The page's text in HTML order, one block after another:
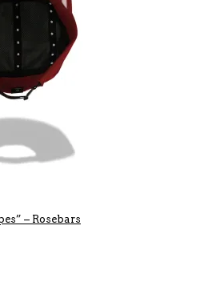
– Rosebars